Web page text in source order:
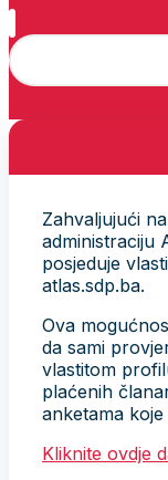
Zahvaljujući
administraciju
posjeduje
atlas.sdp.ba.
Ova
da sami
vlastitom
plaćenih
anketama
Kliknite ovdje